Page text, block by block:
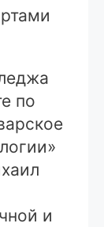
по
и